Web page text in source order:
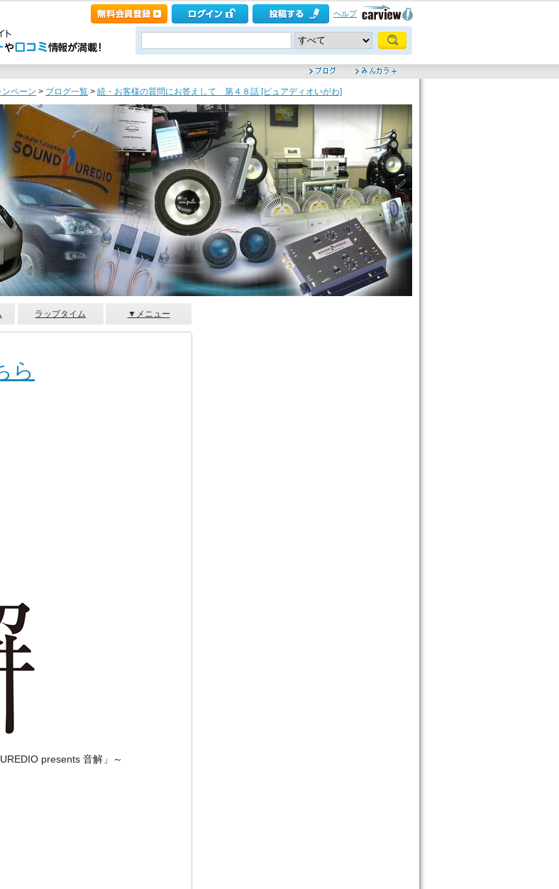
ヘルプ
ペーン > ブログ一覧 > 続・お客様の質問にお答えして 第４８話 [ピュアディオいがわ]
ラップタイム ▼メニュー
ら
presents 音解」～